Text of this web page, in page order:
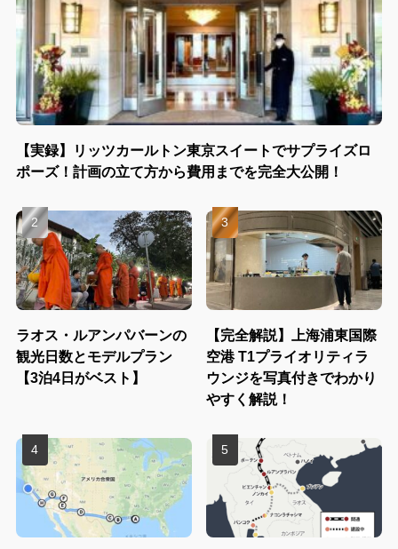
【実録】リッツカールトン東京スイートでサプライズロ
ポーズ！計画の立て方から費用までを完全大公開！
ラオス・ルアンパバーンの
観光日数とモデルプラン
【3泊4日がベスト】
【完全解説】上海浦東国際
空港 T1プライオリティラ
ウンジを写真付きでわかり
やすく解説！